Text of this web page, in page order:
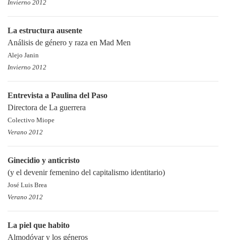
Invierno 2012
La estructura ausente
Análisis de género y raza en Mad Men
Alejo Janin
Invierno 2012
Entrevista a Paulina del Paso
Directora de La guerrera
Colectivo Miope
Verano 2012
Ginecidio y anticristo
(y el devenir femenino del capitalismo identitario)
José Luis Brea
Verano 2012
La piel que habito
Almodóvar y los géneros